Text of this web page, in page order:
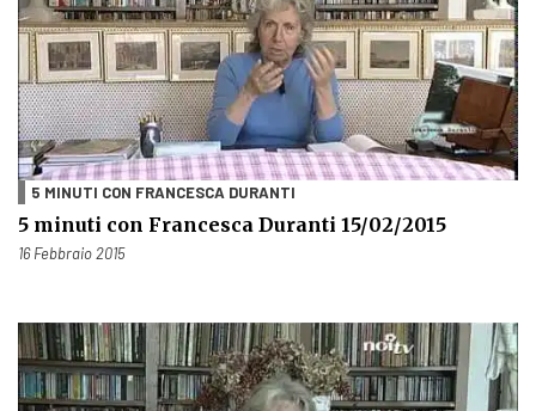
5 MINUTI CON FRANCESCA DURANTI
5 minuti con Francesca Duranti 15/02/2015
Pubblicato il
16 Febbraio 2015